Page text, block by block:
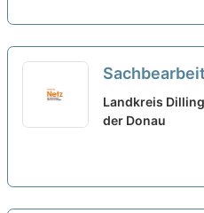
Teilzeit
Landkreis
der Donau